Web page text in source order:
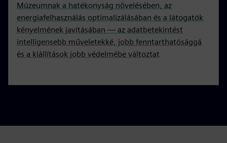
Múzeumnak a hatékonyság növelésében, az
energiafelhasználás optimalizálásában és a látogatók
kényelmének javításában — az adatbetekintést
intelligensebb műveletekké, jobb fenntarthatósággá
és a kiállítások jobb védelmébe változtat